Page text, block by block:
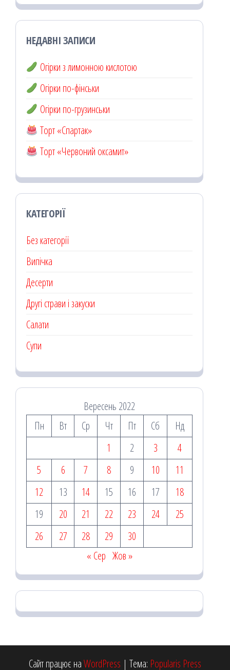
НЕДАВНІ ЗАПИСИ
Огірки з лимонною кислотою
Огірки по-фінськи
Огірки по-грузинськи
Торт «Спартак»
Торт «Червоний оксамит»
КАТЕГОРІЇ
Без категорії
Випічка
Десерти
Другі страви і закуски
Салати
Супи
Вересень 2022
Пн
Вт Ср Чт Пт Сб
Нд
1
2 3
4
5
6 7 8 9 10
11
12
13 14 15 16 17
18
19
20 21 22 23 24
25
26
27 28 29
30
« Сер Жов »
Сайт працює наWordPress | Тема: Popularis Press